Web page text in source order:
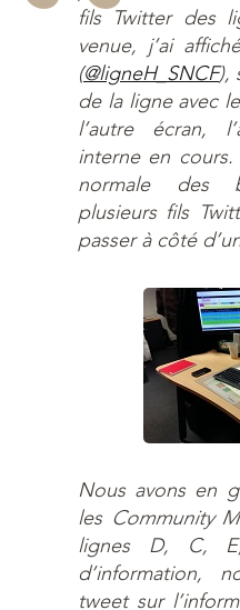
fils Twitter des
venue, j’ai
(@ligneH_SNCF),
de la ligne avec
l’autre écran,
interne en
normale des
plusieurs fils
passer à côté
Nous avons en
les Community
lignes D, C,
d’information,
tweet sur